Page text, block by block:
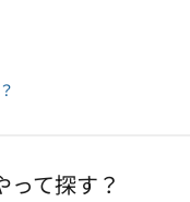
って探す？